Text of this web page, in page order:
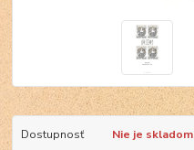
Dostupnosť Nie je skladom